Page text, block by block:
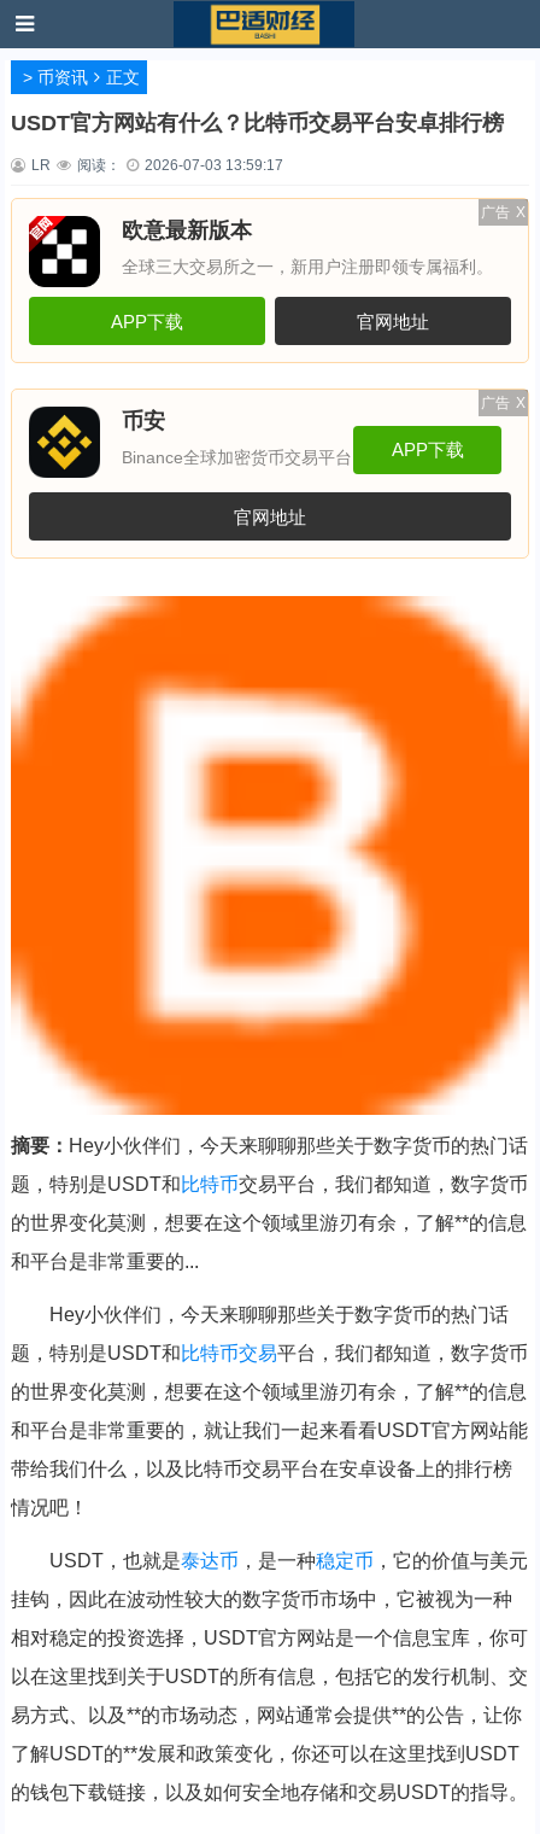
> 币资讯 正文
USDT官方网站有什么？比特币交易平台安卓排行榜
LR 阅读： 2026-07-03 13:59:17
广告 X
欧意最新版本
全球三大交易所之一，新用户注册即领专属福利。
APP下载 官网地址
广告 X
币安
Binance全球加密货币交易平台 APP下载
官网地址
摘要： Hey小伙伴们，今天来聊聊那些关于数字货币的热门话
题，特别是USDT和比特币交易平台，我们都知道，数字货币
的世界变化莫测，想要在这个领域里游刃有余，了解**的信息
和平台是非常重要的...
Hey小伙伴们，今天来聊聊那些关于数字货币的热门话
题，特别是USDT和比特币交易平台，我们都知道，数字货币
的世界变化莫测，想要在这个领域里游刃有余，了解**的信息
和平台是非常重要的，就让我们一起来看看USDT官方网站能
带给我们什么，以及比特币交易平台在安卓设备上的排行榜
情况吧！
USDT，也就是泰达币 ，是一种稳定币 ，它的价值与美元
挂钩，因此在波动性较大的数字货币市场中，它被视为一种
相对稳定的投资选择，USDT官方网站是一个信息宝库，你可
以在这里找到关于USDT的所有信息，包括它的发行机制、交
易方式、以及**的市场动态，网站通常会提供**的公告，让你
了解USDT的**发展和政策变化，你还可以在这里找到USDT
的钱包下载链接，以及如何安全地存储和交易USDT的指导。